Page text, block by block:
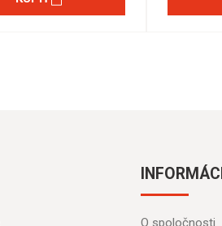
O spoločnosti